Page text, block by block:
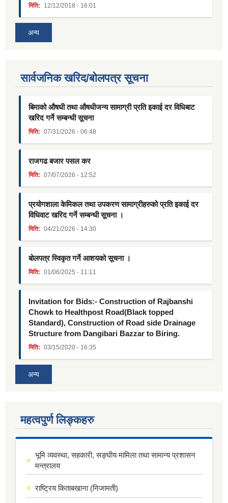
मिति: 12/12/2018 - 16:01
अन्य
सार्वजनिक खरिद/बोलपत्र सूचना
बिमाको औषधी तथा औषधीजन्य सामाग्री प्रति इकाई दर विधिबाट
खरिद गर्ने सम्बन्धी सूचना
मिति: 07/31/2026 - 06:48
राजगढ बजार पसल कर
मिति: 07/07/2026 - 12:52
प्रयोगशाला केमिकल तथा उपकरण सामाग्रीहरुको प्रति इकाई दर
विधिवाट खरिद गर्ने सम्बन्धी सूचना ।
मिति: 04/21/2026 - 14:30
बोलपत्र स्विकृत गर्ने आशयको सूचना ।
मिति: 01/06/2025 - 11:11
Invitation for Bids:- Construction of Rajbanshi
Chowk to Healthpost Road(Black topped
Standard), Construction of Road side Drainage
Structure from Dangibari Bazzar to Biring.
मिति: 03/15/2020 - 16:35
अन्य
महत्वपुर्ण लिङ्कहरु
भूमि व्यवस्था, सहकारी, सङ्घीय मामिला तथा सामान्य प्रशासन
मन्त्रालय
राष्ट्रिय किताबखाना (निजामती)